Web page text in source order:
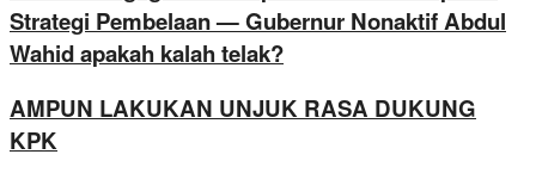
Strategi Pembelaan — Gubernur Nonaktif Abdul
Wahid apakah kalah telak?
AMPUN LAKUKAN UNJUK RASA DUKUNG
KPK